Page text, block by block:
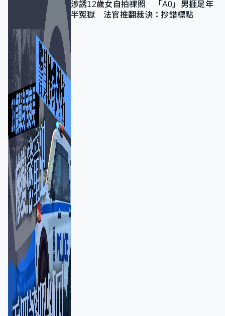
涉誘12歲女自拍祼照 「A0」男捱足年
半冤獄 法官推翻裁決：抄錯標點